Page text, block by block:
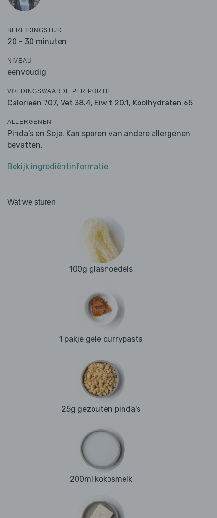
BEREIDINGSTIJD
20 - 30 minuten
NIVEAU
eenvoudig
VOEDINGSWAARDE PER PORTIE
Calorieën 707, Vet 38.4, Eiwit 20.1, Koolhydraten 65
ALLERGENEN
Pinda's en Soja. Kan sporen van andere allergenen
bevatten.
Bekijk ingrediëntinformatie
Wat we sturen
100g glasnoedels
1 pakje gele currypasta
25g gezouten pinda's
200ml kokosmelk